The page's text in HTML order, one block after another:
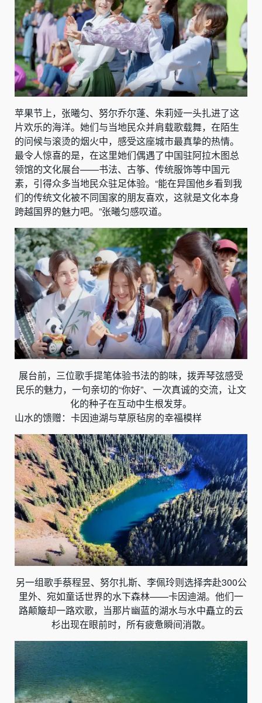
苹果节上，张曦匀、努尔乔尔蓬、朱莉娅一头扎进了这
片欢乐的海洋。她们与当地民众并肩载歌载舞，在陌生
的问候与滚烫的烟火中，感受这座城市最真挚的热情。
最令人惊喜的是，在这里她们偶遇了中国驻阿拉木图总
领馆的文化展台——书法、古筝、传统服饰等中国元
素，引得众多当地民众驻足体验。“能在异国他乡看到我
们的传统文化被不同国家的朋友喜欢，这就是文化本身
跨越国界的魅力吧。”张曦匀感叹道。
展台前，三位歌手提笔体验书法的韵味，拨弄琴弦感受
民乐的魅力，一句亲切的“你好”、一次真诚的交流，让文
化的种子在互动中生根发芽。
山水的馈赠：卡因迪湖与草原毡房的幸福模样
另一组歌手蔡程昱、努尔扎斯、李佩玲则选择奔赴300公
里外、宛如童话世界的水下森林——卡因迪湖。他们一
路颠簸却一路欢歌，当那片幽蓝的湖水与水中矗立的云
杉出现在眼前时，所有疲惫瞬间消散。